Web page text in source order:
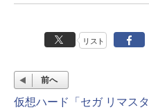
リスト
前へ
仮想ハード「セガ リマスタ